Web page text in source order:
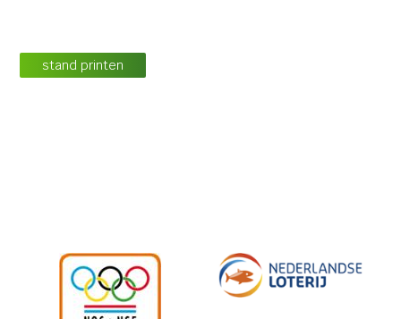
stand printen